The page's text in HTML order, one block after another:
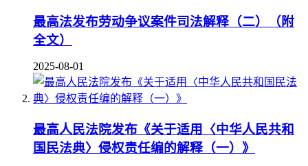
最高法发布劳动争议案件司法解释（二）（附
全文）
2025-08-01
最高人民法院发布《关于适用〈中华人民共和
国民法典〉侵权责任编的解释（一）》